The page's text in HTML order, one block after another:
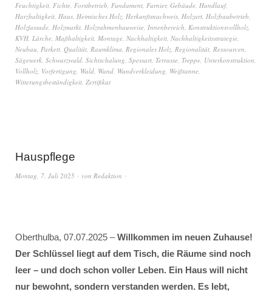
Feuchtigkeit, Fichte, Forstbetrieb, Fundament, Furnier, Gebäude, Handlauf,
Harzhaltigkeit, Haus, Heimisches Holz, Herkunftsnachweis, Holzart, Holzbaubetrieb,
Holzfassade, Holzmarkt, Holzrahmenbauweise, Innenbereich, Konstruktionsvollholz,
KVH, Lärche, Maßhaltigkeit, Montage, Nachhaltigkeit, Nachhaltigkeitsstrategie,
Neubau, Parkett, Qualität, Raumklima, Regionales Holz, Regionalität, Ressourcen,
Sägewerk, Schwarzwald, Sichtschalung, Spessart, Terrasse, Treppe, Unterkonstruktion,
Vollholz, Vorfertigung, Wald, Wand, Wandverkleidung, Weißtanne,
Witterungsbeständigkeit, Zertifikat
Hauspflege
Montag, 7. Juli 2025 von Redaktion
Oberthulba, 07.07.2025 –Willkommen im neuen Zuhause!
Der Schlüssel liegt auf dem Tisch, die Räume sind noch
leer – und doch schon voller Leben. Ein Haus will nicht
nur bewohnt, sondern verstanden werden. Es lebt,